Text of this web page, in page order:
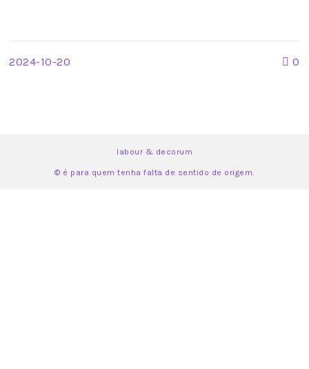
2024-10-20 0
labour & decorum
© é para quem tenha falta de sentido de origem.